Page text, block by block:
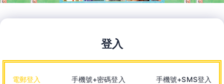
登入
電郵登入 手機號+密碼登入 手機號+SMS登入